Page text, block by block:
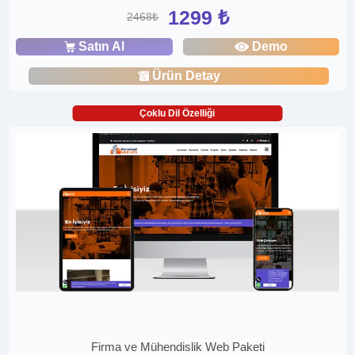
2468₺ 1299 ₺
Satın Al Demo
Ürün Detay
Çoklu Dil Özelliği
Firma ve Mühendislik Web Paketi